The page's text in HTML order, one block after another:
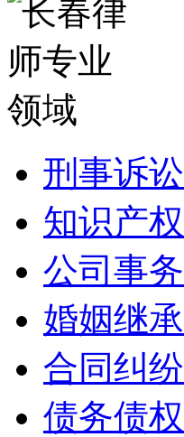
刑事诉讼
知识产权
公司事务
婚姻继承
合同纠纷
债务债权